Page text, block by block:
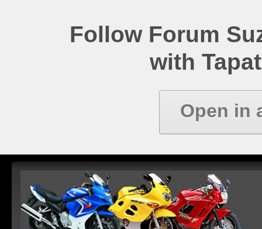
Follow Forum
with
Open in